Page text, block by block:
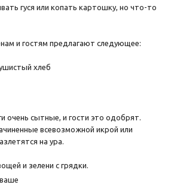
гуся или копать картошку, но что-то
и гостям предлагают следующее:
хлеб
очень сытные, и гости это одобрят.
всевозможной икрой или
на ура.
и зелени с грядки.